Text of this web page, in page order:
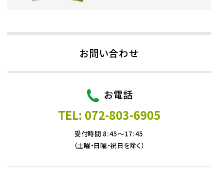
お問い合わせ
お電話
TEL: 072-803-6905
受付時間 8:45～17:45
（土曜・日曜・祝日を除く）